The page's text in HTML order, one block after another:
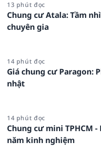
13 phút đọc
Chung cư Atala: Tầm
chuyên gia
14 phút đọc
Giá chung cư Paragon:
nhật
14 phút đọc
Chung cư mini TPHCM
năm kinh nghiệm